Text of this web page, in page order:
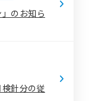
のお知ら
針分の従